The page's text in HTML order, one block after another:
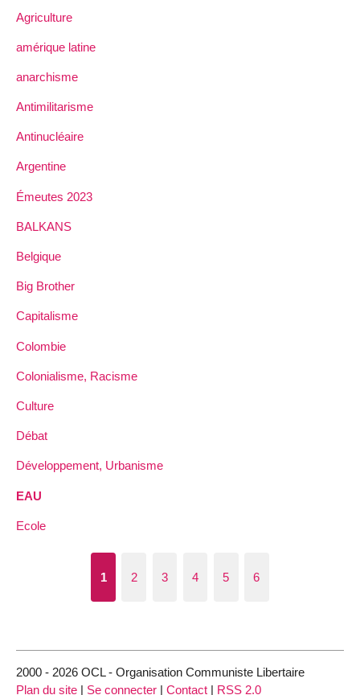
Agriculture
amérique latine
anarchisme
Antimilitarisme
Antinucléaire
Argentine
Émeutes 2023
BALKANS
Belgique
Big Brother
Capitalisme
Colombie
Colonialisme, Racisme
Culture
Débat
Développement, Urbanisme
EAU
Ecole
1 2 3 4 5 6
2000 - 2026 OCL - Organisation Communiste Libertaire
Plan du site | Se connecter | Contact | RSS 2.0